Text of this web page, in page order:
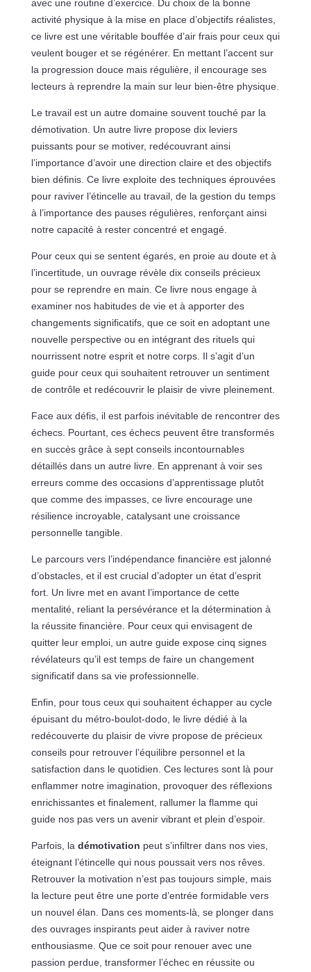
avec une routine d’exercice. Du choix de la bonne
activité physique à la mise en place d’objectifs réalistes,
ce livre est une véritable bouffée d’air frais pour ceux qui
veulent bouger et se régénérer. En mettant l’accent sur
la progression douce mais régulière, il encourage ses
lecteurs à reprendre la main sur leur bien-être physique.
Le travail est un autre domaine souvent touché par la
démotivation. Un autre livre propose dix leviers
puissants pour se motiver, redécouvrant ainsi
l’importance d’avoir une direction claire et des objectifs
bien définis. Ce livre exploite des techniques éprouvées
pour raviver l’étincelle au travail, de la gestion du temps
à l’importance des pauses régulières, renforçant ainsi
notre capacité à rester concentré et engagé.
Pour ceux qui se sentent égarés, en proie au doute et à
l’incertitude, un ouvrage révèle dix conseils précieux
pour se reprendre en main. Ce livre nous engage à
examiner nos habitudes de vie et à apporter des
changements significatifs, que ce soit en adoptant une
nouvelle perspective ou en intégrant des rituels qui
nourrissent notre esprit et notre corps. Il s’agit d’un
guide pour ceux qui souhaitent retrouver un sentiment
de contrôle et redécouvrir le plaisir de vivre pleinement.
Face aux défis, il est parfois inévitable de rencontrer des
échecs. Pourtant, ces échecs peuvent être transformés
en succès grâce à sept conseils incontournables
détaillés dans un autre livre. En apprenant à voir ses
erreurs comme des occasions d’apprentissage plutôt
que comme des impasses, ce livre encourage une
résilience incroyable, catalysant une croissance
personnelle tangible.
Le parcours vers l’indépendance financière est jalonné
d’obstacles, et il est crucial d’adopter un état d’esprit
fort. Un livre met en avant l’importance de cette
mentalité, reliant la persévérance et la détermination à
la réussite financière. Pour ceux qui envisagent de
quitter leur emploi, un autre guide expose cinq signes
révélateurs qu’il est temps de faire un changement
significatif dans sa vie professionnelle.
Enfin, pour tous ceux qui souhaitent échapper au cycle
épuisant du métro-boulot-dodo, le livre dédié à la
redécouverte du plaisir de vivre propose de précieux
conseils pour retrouver l’équilibre personnel et la
satisfaction dans le quotidien. Ces lectures sont là pour
enflammer notre imagination, provoquer des réflexions
enrichissantes et finalement, rallumer la flamme qui
guide nos pas vers un avenir vibrant et plein d’espoir.
Parfois, la démotivation peut s’infiltrer dans nos vies,
éteignant l’étincelle qui nous poussait vers nos rêves.
Retrouver la motivation n’est pas toujours simple, mais
la lecture peut être une porte d’entrée formidable vers
un nouvel élan. Dans ces moments-là, se plonger dans
des ouvrages inspirants peut aider à raviver notre
enthousiasme. Que ce soit pour renouer avec une
passion perdue, transformer l’échec en réussite ou